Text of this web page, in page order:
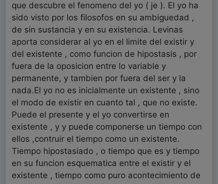
que descubre el fenomeno del yo ( je ). El yo ha
sido visto por los filosofos en su ambiguedad ,
de sin sustancia y en su existencia. Levinas
aporta considerar al yo en el limite del existir y
del existente , como funcion de hipostasis , por
fuera de la oposicion entre lo variable y
permanente, y tambien por fuera del ser y la
nada.El yo no es inicialmente un existente , sino
el modo de existir en cuanto tal , que no existe.
Puede el presente y el yo convertirse en
existente , y y puede componerse un tiempo con
ellos ,contruir el tiempo como un existente.
Tiempo hipostasiado , o tiempo que es y tiempo
en su funcion esquematica entre el existir y el
existente , tiempo como puro acontecimiento de